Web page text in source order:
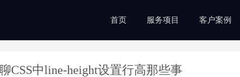
首页 服务项目 客户案例
CSS中line-height设置行高那些事